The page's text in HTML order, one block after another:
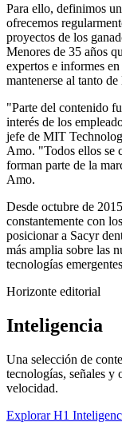
Para ello, definimos
ofrecemos
proyectos de los
Menores de 35 años
expertos e informes
mantenerse al tanto
"Parte del contenido
interés de los
jefe de MIT
Amo. "Todos ellos se
forman parte de la
Amo.
Desde octubre de
constantemente con
posicionar a Sacyr
más amplia sobre las
tecnologías
Horizonte editorial
Inteligencia
Una selección de
tecnologías, señales y
velocidad.
Explorar H1